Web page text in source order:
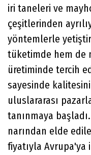
iri taneleri ve
çeşitlerinden
yöntemlerle
tüketimde hem de
üretiminde tercih
sayesinde
uluslararası
tanınmaya
narından elde
fiyatıyla Avrupa'ya